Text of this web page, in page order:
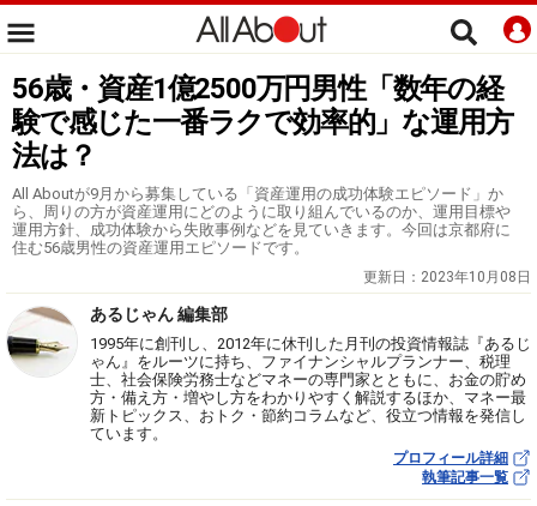
56歳・資産1億2500万円男性「数年の経
験で感じた一番ラクで効率的」な運用方
法は？
All Aboutが9月から募集している「資産運用の成功体験エピソード」か
ら、周りの方が資産運用にどのように取り組んでいるのか、運用目標や
運用方針、成功体験から失敗事例などを見ていきます。今回は京都府に
住む56歳男性の資産運用エピソードです。
更新日： 2023年10月08日
あるじゃん 編集部
1995年に創刊し、2012年に休刊した月刊の投資情報誌『あるじ
ゃん』をルーツに持ち、ファイナンシャルプランナー、税理
士、社会保険労務士などマネーの専門家とともに、お金の貯め
方・備え方・増やし方をわかりやすく解説するほか、マネー最
新トピックス、おトク・節約コラムなど、役立つ情報を発信し
ています。
プロフィール詳細
執筆記事一覧